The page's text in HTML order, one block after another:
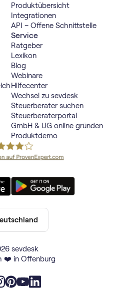
Produktübersicht
Integrationen
API – Offene Schnittstelle
Service
Ratgeber
Lexikon
Blog
Webinare
Hilfecenter
Wechsel zu sevdesk
Steuerberater suchen
Steuerberaterportal
GmbH & UG online gründen
Produktdemo
sevdesk
❤️ in Offenburg